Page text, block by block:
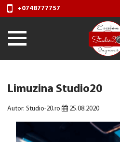
+0748777757
Limuzina Studio20
Autor: Studio-20.ro 25.08.2020